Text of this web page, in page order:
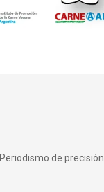
Periodismo de precisión